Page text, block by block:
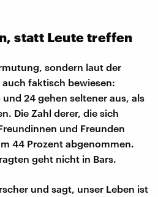
statt Leute treffen
sondern laut der
faktisch bewiesen:
24 gehen seltener aus, als
Die Zahl derer, die sich
und Freunden
44 Prozent abgenommen.
geht nicht in Bars.
und sagt, unser Leben ist